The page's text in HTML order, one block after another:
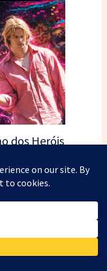
dos Heróis
Sentai e o
50
chegou ao